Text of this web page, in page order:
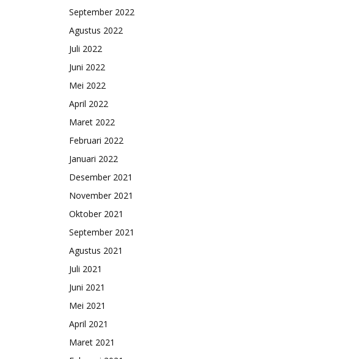
September 2022
Agustus 2022
Juli 2022
Juni 2022
Mei 2022
April 2022
Maret 2022
Februari 2022
Januari 2022
Desember 2021
November 2021
Oktober 2021
September 2021
Agustus 2021
Juli 2021
Juni 2021
Mei 2021
April 2021
Maret 2021